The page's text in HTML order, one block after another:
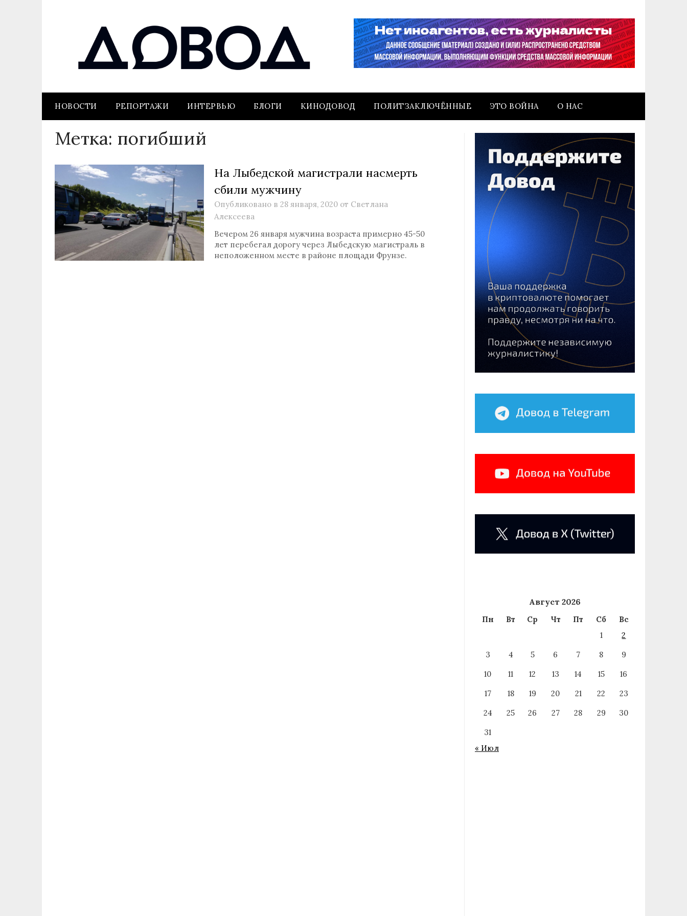
НОВОСТИ РЕПОРТАЖИ ИНТЕРВЬЮ БЛОГИ КИНОДОВОД ПОЛИТЗАКЛЮЧЁННЫЕ ЭТО ВОЙНА О НАС
Метка: погибший
На Лыбедской магистрали насмерть
сбили мужчину
Опубликовано в 28 января, 2020от Светлана
Алексеева
Вечером 26 января мужчина возраста примерно 45-50
лет перебегал дорогу через Лыбедскую магистраль в
неположенном месте в районе площади Фрунзе.
Август 2026
Пн Вт Ср Чт Пт Сб
Вс
1
2
3
4 5 6 7 8
9
10
11 12 13 14 15
16
17
18 19 20 21 22
23
24
25 26 27 28 29
30
31
« Июл